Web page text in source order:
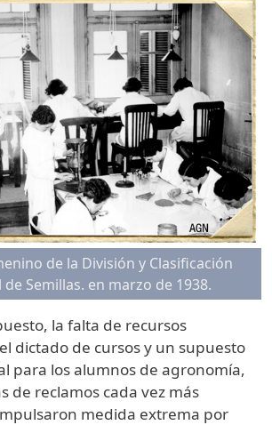
de la División y Clasificación
de Semillas. en marzo de 1938.
la falta de recursos
dictado de cursos y un supuesto
para los alumnos de agronomía,
de reclamos cada vez más
medida extrema por